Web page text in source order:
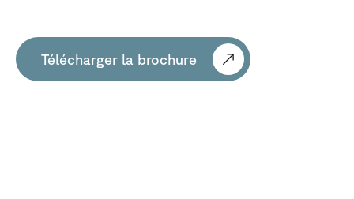
Télécharger la brochure